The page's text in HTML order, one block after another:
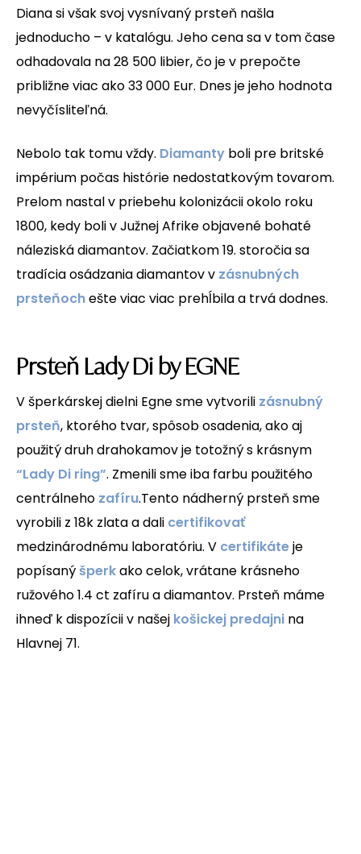
Diana si však svoj vysnívaný prsteň našla
jednoducho – v katalógu. Jeho cena sa v tom čase
odhadovala na 28 500 libier, čo je v prepočte
približne viac ako 33 000 Eur. Dnes je jeho hodnota
nevyčísliteľná.
Nebolo tak tomu vždy. Diamanty boli pre britské
impérium počas histórie nedostatkovým tovarom.
Prelom nastal v priebehu kolonizácii okolo roku
1800, kedy boli v Južnej Afrike objavené bohaté
náleziská diamantov. Začiatkom 19. storočia sa
tradícia osádzania diamantov v zásnubných
prsteňochešte viac viac prehĺbila a trvá dodnes.
Prsteň Lady Di by EGNE
V šperkárskej dielni Egne sme vytvorili zásnubný
prsteň, ktorého tvar, spôsob osadenia, ako aj
použitý druh drahokamov je totožný s krásnym
“Lady Di ring”. Zmenili sme iba farbu použitého
centrálneho zafíru.Tento nádherný prsteň sme
vyrobili z 18k zlata a dali certifikovať
medzinárodnému laboratóriu. V certifikáteje
popísanýšperkako celok, vrátane krásneho
ružového 1.4 ct zafíru a diamantov. Prsteň máme
ihneď k dispozícii v našej košickej predajni na
Hlavnej 71.